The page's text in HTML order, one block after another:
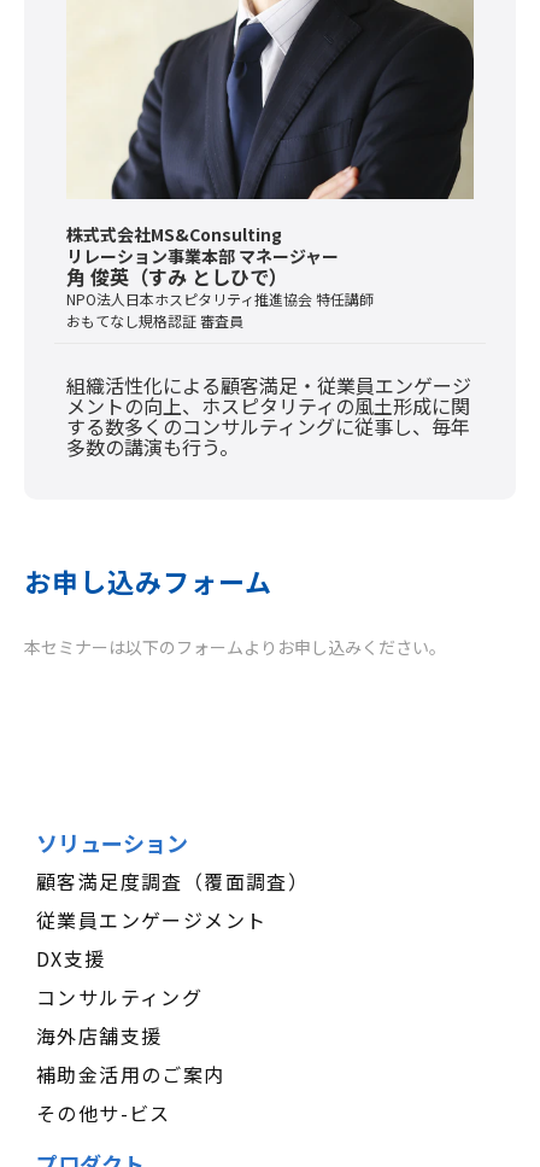
株式式会社MS&Consulting
リレーション事業本部 マネージャー
角 俊英（すみ としひで）
NPO法人日本ホスピタリティ推進協会 特任講師
おもてなし規格認証 審査員
組織活性化による顧客満足・従業員エンゲージ
メントの向上、ホスピタリティの風土形成に関
する数多くのコンサルティングに従事し、毎年
多数の講演も行う。
お申し込みフォーム
本セミナーは以下のフォームよりお申し込みください。
ソリューション
顧客満足度調査（覆面調査）
従業員エンゲージメント
DX支援
コンサルティング
海外店舗支援
補助金活用のご案内
その他サ-ビス